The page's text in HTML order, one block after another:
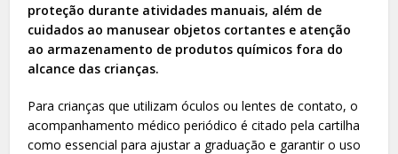
proteção durante atividades manuais, além de
cuidados ao manusear objetos cortantes e atenção
ao armazenamento de produtos químicos fora do
alcance das crianças.
Para crianças que utilizam óculos ou lentes de contato, o
acompanhamento médico periódico é citado pela cartilha
como essencial para ajustar a graduação e garantir o uso